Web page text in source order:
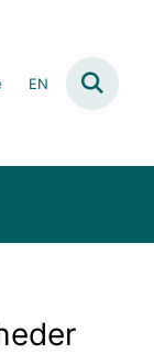
EN